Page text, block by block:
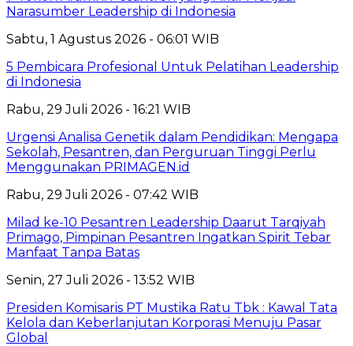
Narasumber Leadership di Indonesia
Sabtu, 1 Agustus 2026 - 06:01 WIB
5 Pembicara Profesional Untuk Pelatihan Leadership
di Indonesia
Rabu, 29 Juli 2026 - 16:21 WIB
Urgensi Analisa Genetik dalam Pendidikan: Mengapa
Sekolah, Pesantren, dan Perguruan Tinggi Perlu
Menggunakan PRIMAGEN.id
Rabu, 29 Juli 2026 - 07:42 WIB
Milad ke-10 Pesantren Leadership Daarut Tarqiyah
Primago, Pimpinan Pesantren Ingatkan Spirit Tebar
Manfaat Tanpa Batas
Senin, 27 Juli 2026 - 13:52 WIB
Presiden Komisaris PT Mustika Ratu Tbk : Kawal Tata
Kelola dan Keberlanjutan Korporasi Menuju Pasar
Global